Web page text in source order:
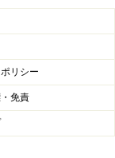
として多くの
日数、訪問地
リシー
免責